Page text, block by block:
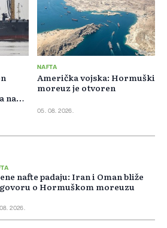
na
NAFTA
Američka vojska: Hormuški
moreuz je otvoren
05. 08. 2026.
nafte padaju: Iran i Oman bliže
o Hormuškom moreuzu
2026.